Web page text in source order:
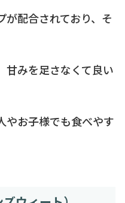
が配合されており、そ
甘みを足さなくて良い
やお子様でも食べやす